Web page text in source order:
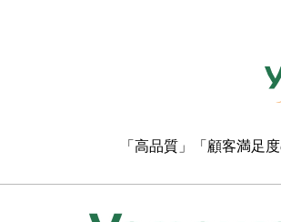
「高品質」「顧客満足